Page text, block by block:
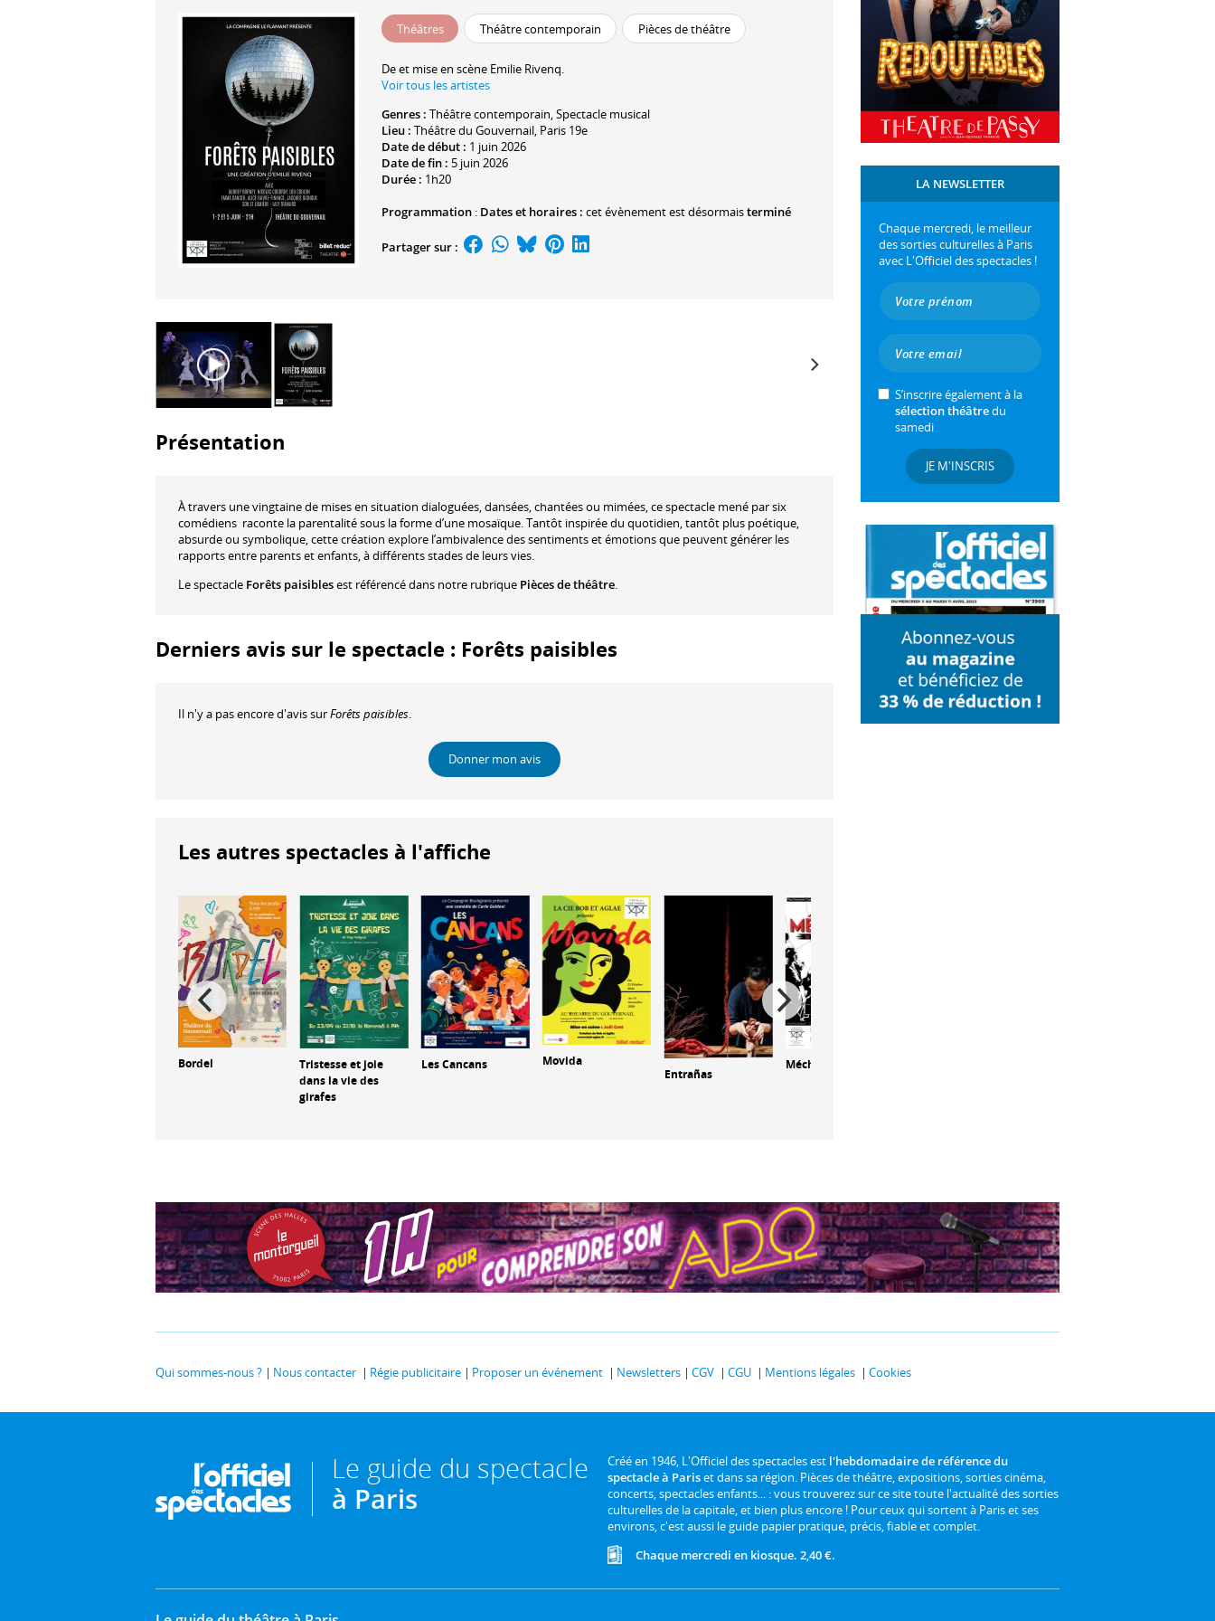
Théâtres Théâtre contemporain Pièces de théâtre
De et mise en scène Emilie Rivenq.
Voir tous les artistes
Genres : Théâtre contemporain, Spectacle musical
Lieu : Théâtre du Gouvernail, Paris 19e
Date de début : 1 juin 2026
Date de fin : 5 juin 2026
Durée : 1h20
Programmation : Dates et horaires : cet évènement est désormaisterminé
Partager sur :
Présentation
À travers une vingtaine de mises en situation dialoguées, dansées, chantées ou mimées, ce spectacle mené par six
comédiens raconte la parentalité sous la forme d’une mosaïque. Tantôt inspirée du quotidien, tantôt plus poétique,
absurde ou symbolique, cette création explore l’ambivalence des sentiments et émotions que peuvent générer les
rapports entre parents et enfants, à différents stades de leurs vies.
Le spectacle Forêts paisiblesest référencé dans notre rubrique Pièces de théâtre.
Derniers avis sur le spectacle : Forêts paisibles
Il n'y a pas encore d'avis surForêts paisibles.
Donner mon avis
Les autres spectacles à l'affiche
Bordel
Tristesse et joie
dans la vie des
girafes
Les Cancans
Movida
Entrañas
Méchant.e
LA NEWSLETTER
Chaque mercredi, le meilleur
des sorties culturelles à Paris
avec L'Officiel des spectacles !
S’inscrire également à la
sélection théâtredu
samedi
JE M'INSCRIS
Qui sommes-nous ? Nous contacter Régie publicitaire Proposer un événement Newsletters CGV CGU Mentions légales Cookies
Le guide du spectacle
à Paris
Créé en 1946, L'Officiel des spectacles est l'hebdomadaire de référence du
spectacle à Pariset dans sa région. Pièces de théâtre, expositions, sorties cinéma,
concerts, spectacles enfants... : vous trouverez sur ce site toute l'actualité des sorties
culturelles de la capitale, et bien plus encore ! Pour ceux qui sortent à Paris et ses
environs, c'est aussi le guide papier pratique, précis, fiable et complet.
Chaque mercredi en kiosque. 2,40 €.